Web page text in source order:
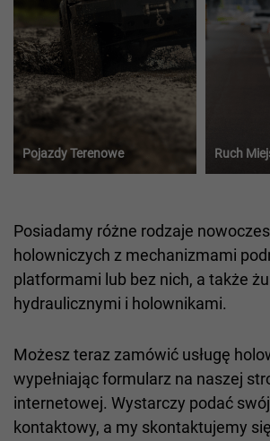
Pojazdy Terenowe Ruch
Posiadamy różne rodzaje
holowniczych z mechanizmami
platformami lub bez nich, a także
hydraulicznymi i holownikami.
Możesz teraz zamówić usługę
wypełniając formularz na naszej
internetowej. Wystarczy podać
kontaktowy, a my skontaktujemy